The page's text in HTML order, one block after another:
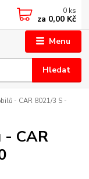
Menu
Hledat
0 ks
za 0,00 Kč
- CAR 8021/3 S -
CAR